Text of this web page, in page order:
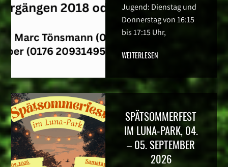
Jugend: Dienstag und
Donnerstag von 16:15
bis 17:15 Uhr,
WEITERLESEN
SPÄTSOMMERFEST
IM LUNA-PARK, 04.
– 05. SEPTEMBER
2026